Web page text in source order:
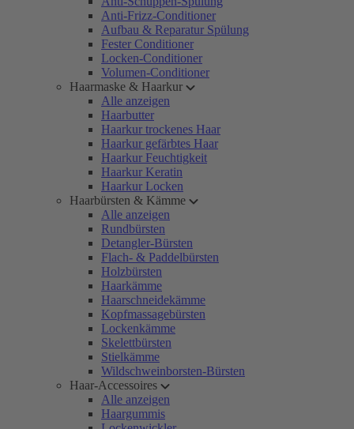
Anti-Frizz-Conditioner
Aufbau & Reparatur Spülung
Fester Conditioner
Locken-Conditioner
Volumen-Conditioner
Haarmaske & Haarkur
Alle anzeigen
Haarbutter
Haarkur trockenes Haar
Haarkur gefärbtes Haar
Haarkur Feuchtigkeit
Haarkur Keratin
Haarkur Locken
Haarbürsten & Kämme
Alle anzeigen
Rundbürsten
Detangler-Bürsten
Flach- & Paddelbürsten
Holzbürsten
Haarkämme
Haarschneidekämme
Kopfmassagebürsten
Lockenkämme
Skelettbürsten
Stielkämme
Wildschweinborsten-Bürsten
Haar-Accessoires
Alle anzeigen
Haargummis